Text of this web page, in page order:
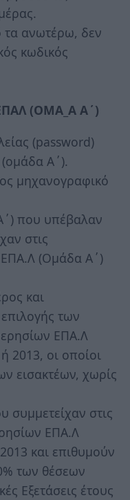
τα ανωτέρω, δεν
κωδικός
(ΟΜΑ_Α Α΄)
(password)
Α΄).
μηχανογραφικό
που υπέβαλαν
στις
ΕΠΑ.Λ (Ομάδα Α΄)
και
των
ΕΠΑ.Λ
2013, οι οποίοι
εισακτέων, χωρίς
στις
ΕΠΑ.Λ
και επιθυμούν
των θέσεων
Εξετάσεις έτους